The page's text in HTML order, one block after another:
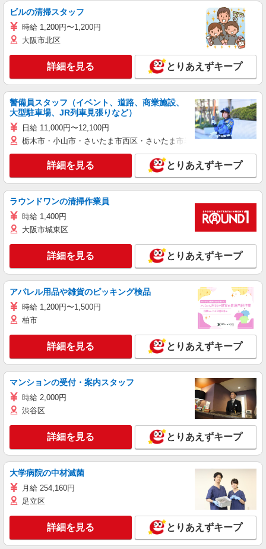
ビルの清掃スタッフ
時給 1,200円〜1,200円
大阪市北区
詳細を見る とりあえずキープ
警備員スタッフ（イベント、道路、商業施設、
大型駐車場、JR列車見張りなど）
日給 11,000円〜12,100円
栃木市・小山市・さいたま市西区・さいたま市岩槻区・久喜市・蓮田
詳細を見る とりあえずキープ
ラウンドワンの清掃作業員
時給 1,400円
大阪市城東区
詳細を見る とりあえずキープ
アパレル用品や雑貨のピッキング検品
時給 1,200円〜1,500円
柏市
詳細を見る とりあえずキープ
マンションの受付・案内スタッフ
時給 2,000円
渋谷区
詳細を見る とりあえずキープ
大学病院の中材滅菌
月給 254,160円
足立区
詳細を見る とりあえずキープ